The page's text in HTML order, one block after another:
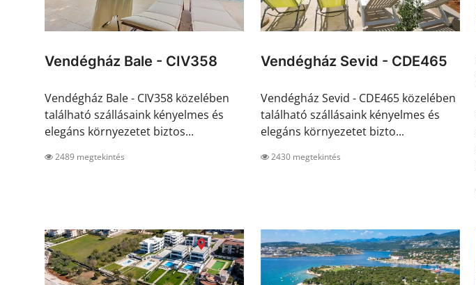
Vendégház Bale - CIV358
Vendégház Bale - CIV358 közelében
található szállásaink kényelmes és
elegáns környezetet biztos...
2489 megtekintés
Vendégház Sevid - CDE465
Vendégház Sevid - CDE465 közelében
található szállásaink kényelmes és
elegáns környezetet bizto...
2430 megtekintés